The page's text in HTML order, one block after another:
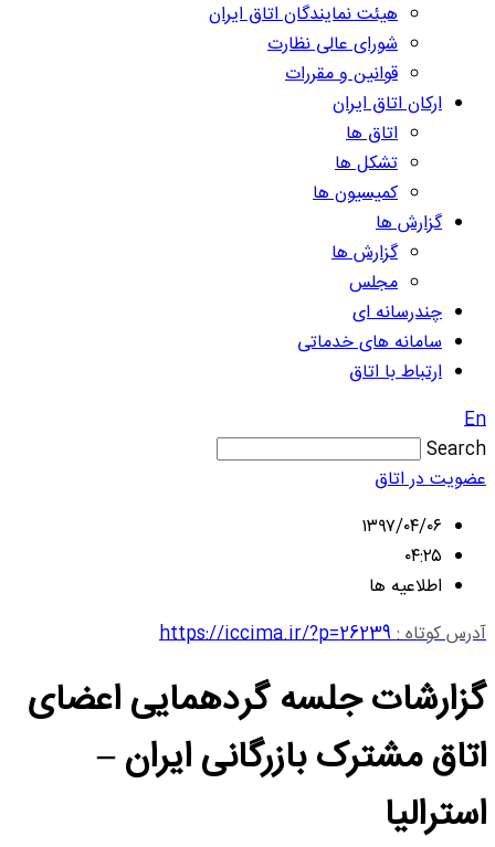
هیئت نمایندگان اتاق ایران
شورای عالی نظارت
قوانین و مقررات
ارکان اتاق ایران
اتاق ها
تشکل ها
کمیسیون ها
گزارش ها
گزارش ها
مجلس
چندرسانه ای
سامانه های خدماتی
ارتباط با اتاق
En
Search
عضویت در اتاق
۱۳۹۷/۰۴/۰۶
۰۴:۲۵
اطلاعیه ها
آدرس کوتاه :https://iccima.ir/?p=26239
گزارشات جلسه گردهمایی اعضای
اتاق مشترک بازرگانی ایران –
استرالیا